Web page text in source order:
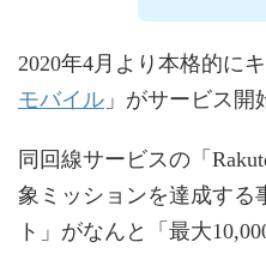
2020年4月より本格的に
モバイル 」がサービス開
同回線サービスの「
象ミッションを達成する
ト」がなんと「最大